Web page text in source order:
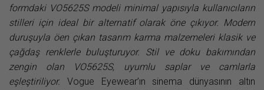
formdaki VO5625S modeli minimal yapısıyla kullanıcıların
stilleri için ideal bir alternatif olarak öne çıkıyor. Modern
duruşuyla öen çıkan tasarım karma malzemeleri klasik ve
çağdaş renklerle buluşturuyor. Stil ve doku bakımından
zengin olan VO5625S, uyumlu saplar ve camlarla
eşleştiriliyor. Vogue Eyewear’ın sinema dünyasının altın